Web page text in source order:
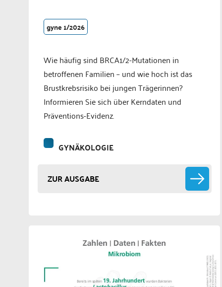
gyne 1/2026
Wie häufig sind BRCA1/2-Mutationen in
betroffenen Familien – und wie hoch ist das
Brustkrebsrisiko bei jungen Trägerinnen?
Informieren Sie sich über Kerndaten und
Präventions-Evidenz.
GYNÄKOLOGIE
ZUR AUSGABE